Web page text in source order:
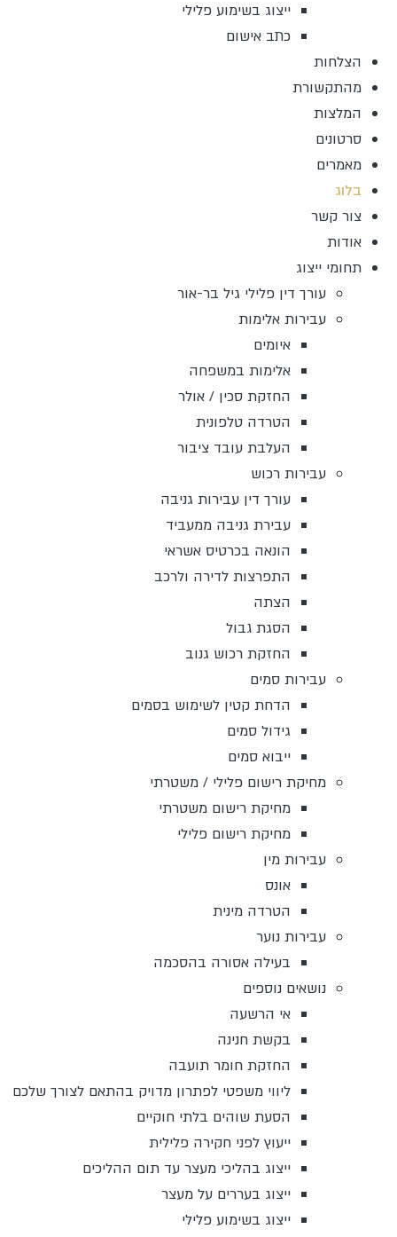
ייצוג בשימוע פלילי
כתב אישום
הצלחות
מהתקשורת
המלצות
סרטונים
מאמרים
בלוג
צור קשר
אודות
תחומי ייצוג
עורך דין פלילי גיל בר-אור
עבירות אלימות
איומים
אלימות במשפחה
החזקת סכין / אולר
הטרדה טלפונית
העלבת עובד ציבור
עבירות רכוש
עורך דין עבירות גניבה
עבירת גניבה ממעביד
הונאה בכרטיס אשראי
התפרצות לדירה ולרכב
הצתה
הסגת גבול
החזקת רכוש גנוב
עבירות סמים
הדחת קטין לשימוש בסמים
גידול סמים
ייבוא סמים
מחיקת רישום פלילי / משטרתי
מחיקת רישום משטרתי
מחיקת רישום פלילי
עבירות מין
אונס
הטרדה מינית
עבירות נוער
בעילה אסורה בהסכמה
נושאים נוספים
אי הרשעה
בקשת חנינה
החזקת חומר תועבה
ליווי משפטי לפתרון מדויק בהתאם לצורך שלכם
הסעת שוהים בלתי חוקיים
ייעוץ לפני חקירה פלילית
ייצוג בהליכי מעצר עד תום ההליכים
ייצוג בעררים על מעצר
ייצוג בשימוע פלילי